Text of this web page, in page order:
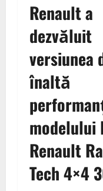
Renault a
dezvăluit
versiunea
înaltă
modelului
Renault
Tech 4×4